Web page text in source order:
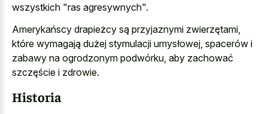
wszystkich "ras agresywnych".
Amerykańscy drapieżcy są przyjaznymi zwierzętami,
które wymagają dużej stymulacji umysłowej, spacerów i
zabawy na ogrodzonym podwórku, aby zachować
szczęście i zdrowie.
Historia